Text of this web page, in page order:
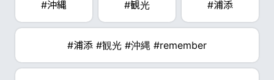
#沖縄 #観光 #浦添
#浦添 #観光 #沖縄 #remember